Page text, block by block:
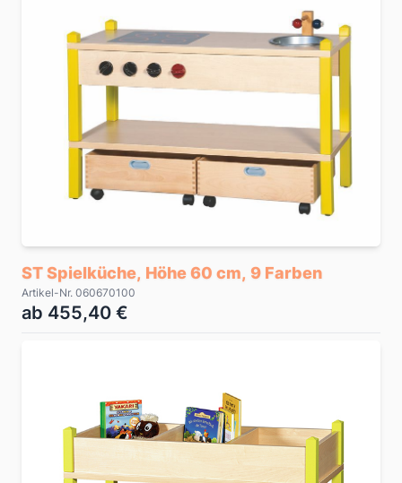
ST Spielküche, Höhe 60 cm, 9 Farben
Artikel-Nr. 060670100
ab 455,40 €